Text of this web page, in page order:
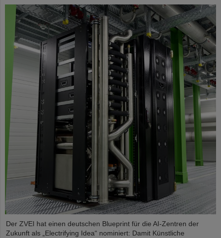
Der ZVEI hat einen deutschen Blueprint für die AI-Zentren der
Zukunft als „Electrifying Idea“ nominiert: Damit Künstliche